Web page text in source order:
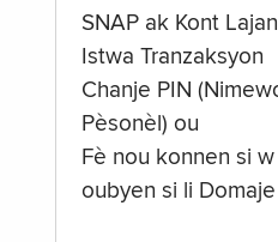
SNAP ak Kont
Istwa Tranzaksyon
Chanje PIN
Pèsonèl) ou
Fè nou konnen si
oubyen si li Domaje